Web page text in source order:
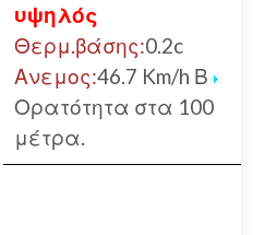
υψηλός
Θερμ.βάσης:0.2c
Ανεμος:46.7 Km/h Β
Ορατότητα στα 100
μέτρα.